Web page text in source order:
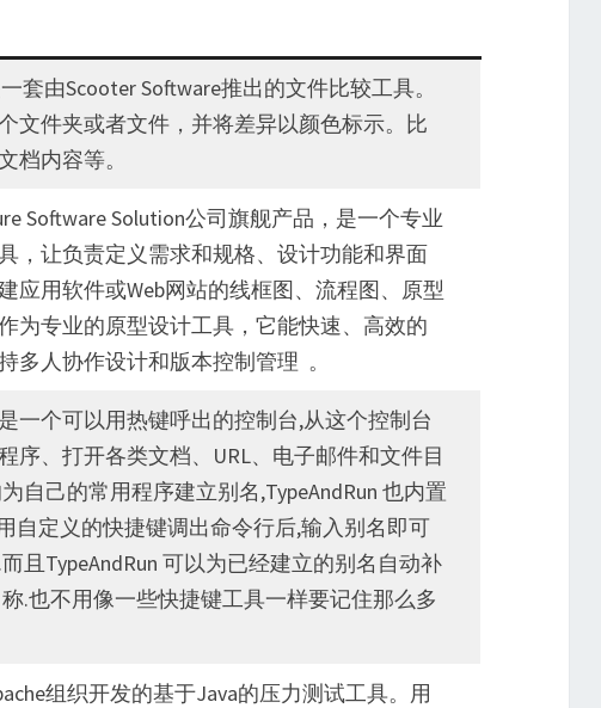
PART01
套由Scooter Software推出的文件比较工具。
文件夹或者文件，并将差异以颜色标示。比
档内容等。
Software Solution公司旗舰产品，是一个专业
，让负责定义需求和规格、设计功能和界面
应用软件或Web网站的线框图、流程图、原型
为专业的原型设计工具，它能快速、高效的
多人协作设计和版本控制管理 。
是一个可以用热键呼出的控制台,从这个控制台
序、打开各类文档、URL、电子邮件和文件目
自己的常用程序建立别名,TypeAndRun 也内置
自定义的快捷键调出命令行后,输入别名即可
且TypeAndRun 可以为已经建立的别名自动补
.也不用像一些快捷键工具一样要记住那么多
组织开发的基于Java的压力测试工具。用